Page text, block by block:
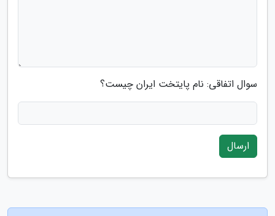
سوال اتفاقی: نام پایتخت ایران چیست؟
ارسال